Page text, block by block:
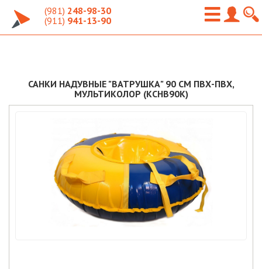
(981) 248-98-30
(911) 941-13-90
САНКИ НАДУВНЫЕ "ВАТРУШКА" 90 СМ ПВХ-ПВХ,
МУЛЬТИКОЛОР (КСНВ90К)